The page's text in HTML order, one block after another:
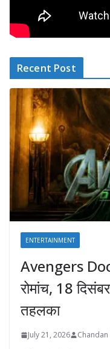
Recent Post
ENTERTAINMENT
Avengers
रोमांच, 18
तहलका
July 21, 2026 Chandan